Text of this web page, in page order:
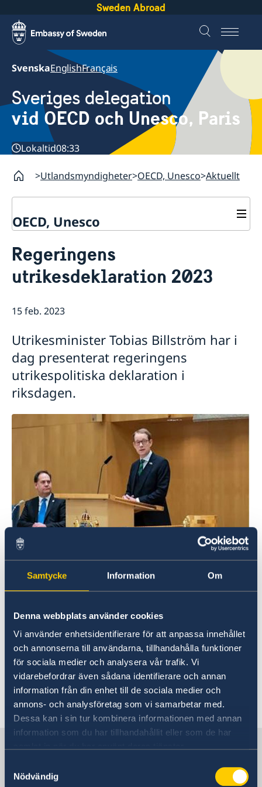
Samtycke Information Om
Denna webbplats använder cookies
Vi använder enhetsidentifierare för att anpassa innehållet
och annonserna till användarna, tillhandahålla funktioner
för sociala medier och analysera vår trafik. Vi
vidarebefordrar även sådana identifierare och annan
information från din enhet till de sociala medier och
annons- och analysföretag som vi samarbetar med.
Dessa kan i sin tur kombinera informationen med annan
information som du har tillhandahållit eller som de har
Nödvändig
Sweden Abroad
SvenskaEnglishFrançais
Sveriges delegation
vid OECD och Unesco, Paris
Lokaltid08:33
Utlandsmyndigheter OECD, Unesco Aktuellt
OECD, Unesco
Om oss
Praktisk information för delegater
OECD:s kommande program
Sverige och Unesco
Adressregister - Medlemsländernas delegationer
Aktuellt
Regeringens
utrikesdeklaration 2023
15 feb. 2023
Utrikesminister Tobias Billström har i
dag presenterat regeringens
utrikespolitiska deklaration i
riksdagen.
Utrikesminister Tobias Billström Foto: Anders
Löwdin/Riksdagen
Årets utrikesdeklaration är Tobias Billströms
första som utrikesminister.
Läs utrikesdeklarationen 2023 här .
Senast uppdaterad 15 feb. 2023, 10.40
Sveriges delegation vid OECD och